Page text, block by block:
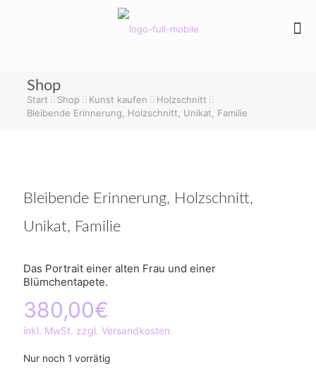
Shop
Start Shop Kunst kaufen
Holzschnitt
Bleibende Erinnerung, Holzschnitt, Unikat, Familie
Bleibende Erinnerung, Holzschnitt,
Unikat, Familie
Das Portrait einer alten Frau und einer
Blümchentapete.
380,00€
inkl. MwSt. zzgl. Versandkosten
Nur noch 1 vorrätig